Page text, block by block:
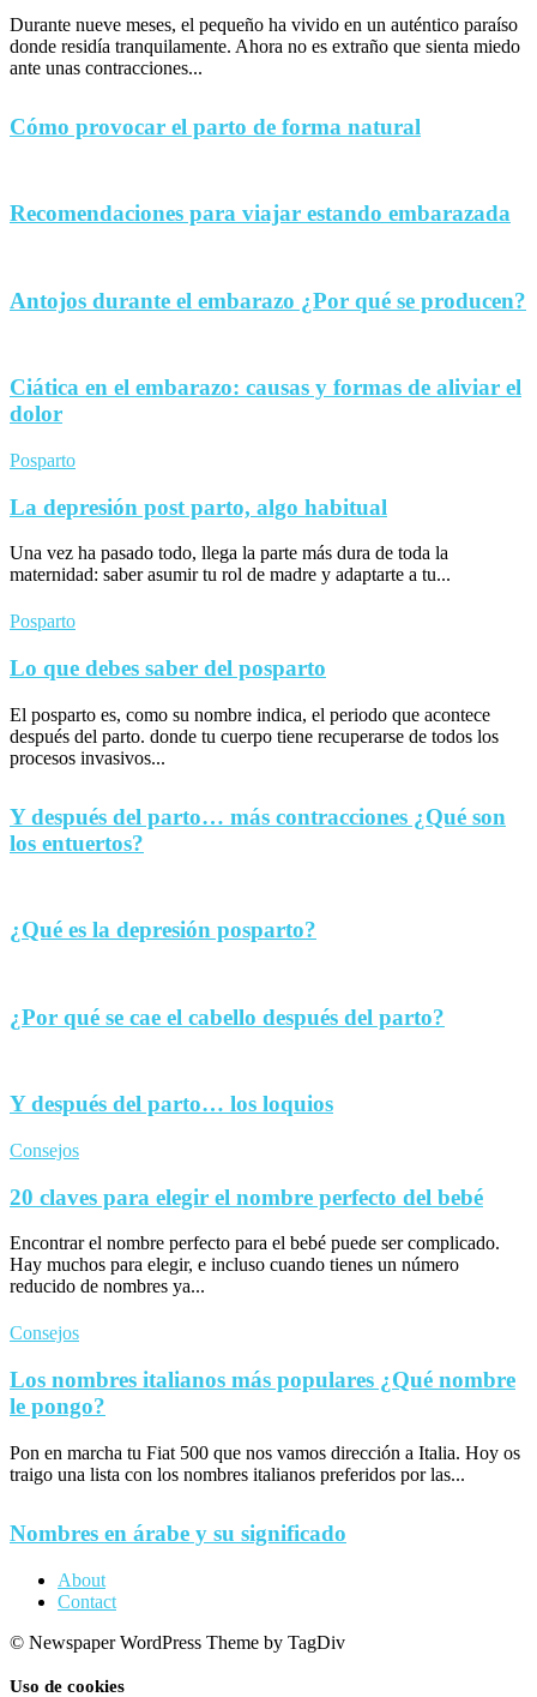
Durante nueve meses, el pequeño ha vivido en un auténtico paraíso
donde residía tranquilamente. Ahora no es extraño que sienta miedo
ante unas contracciones...
Cómo provocar el parto de forma natural
Recomendaciones para viajar estando embarazada
Antojos durante el embarazo ¿Por qué se producen?
Ciática en el embarazo: causas y formas de aliviar el
dolor
Posparto
La depresión post parto, algo habitual
Una vez ha pasado todo, llega la parte más dura de toda la
maternidad: saber asumir tu rol de madre y adaptarte a tu...
Posparto
Lo que debes saber del posparto
El posparto es, como su nombre indica, el periodo que acontece
después del parto. donde tu cuerpo tiene recuperarse de todos los
procesos invasivos...
Y después del parto… más contracciones ¿Qué son
los entuertos?
¿Qué es la depresión posparto?
¿Por qué se cae el cabello después del parto?
Y después del parto… los loquios
Consejos
20 claves para elegir el nombre perfecto del bebé
Encontrar el nombre perfecto para el bebé puede ser complicado.
Hay muchos para elegir, e incluso cuando tienes un número
reducido de nombres ya...
Consejos
Los nombres italianos más populares ¿Qué nombre
le pongo?
Pon en marcha tu Fiat 500 que nos vamos dirección a Italia. Hoy os
traigo una lista con los nombres italianos preferidos por las...
Nombres en árabe y su significado
About
Contact
© Newspaper WordPress Theme by TagDiv
Uso de cookies